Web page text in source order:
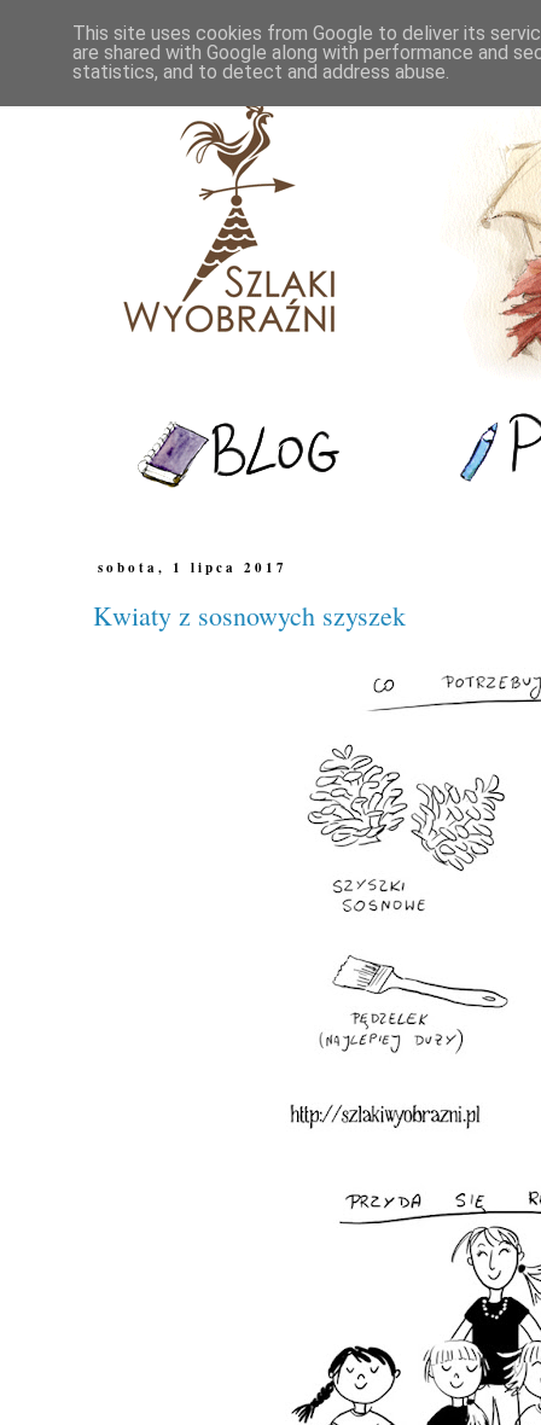
sobota, 1 lipca 2017
Kwiaty z sosnowych szyszek
This site uses cookies from Google to deliver its
are shared with Google along with performance and
statistics, and to detect and address abuse.